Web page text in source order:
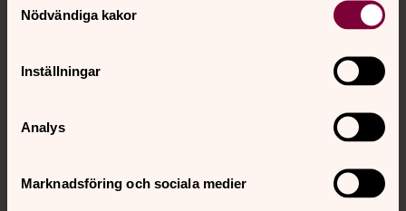
Nödvändiga kakor
Inställningar
Analys
Marknadsföring och sociala medier
Kalender
Hitta snabbt